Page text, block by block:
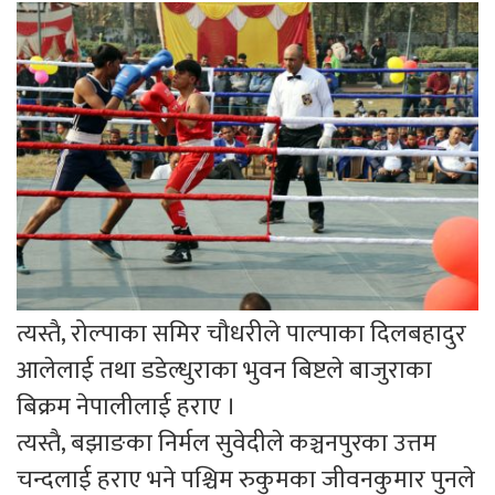
त्यस्तै, रोल्पाका समिर चौधरीले पाल्पाका दिलबहादुर
आलेलाई तथा डडेल्धुराका भुवन बिष्टले बाजुराका
बिक्रम नेपालीलाई हराए ।
त्यस्तै, बझाङका निर्मल सुवेदीले कञ्चनपुरका उत्तम
चन्दलाई हराए भने पश्चिम रुकुमका जीवनकुमार पुनले